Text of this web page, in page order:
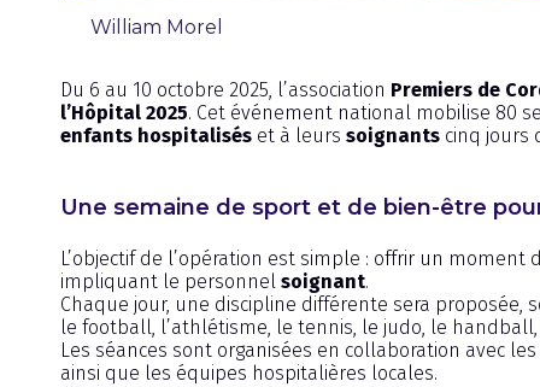
William Morel
Du 6 au 10 octobre 2025, l’association Premiers de
l’Hôpital 2025. Cet événement national mobilise 80
enfants hospitalisés et à leurs soignants cinq jours
Une semaine de sport et de bien-être
L’objectif de l’opération est simple : offrir un moment
impliquant le personnel soignant.
Chaque jour, une discipline différente sera
le football, l’athlétisme, le tennis, le judo, le
Les séances sont organisées en collaboration avec les
ainsi que les équipes hospitalières locales.